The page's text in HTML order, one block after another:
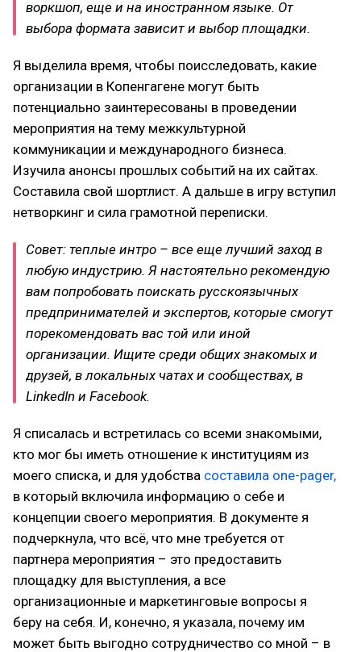
воркшоп, еще и на иностранном языке. От
выбора формата зависит и выбор площадки.
Я выделила время, чтобы поисследовать, какие
организации в Копенгагене могут быть
потенциально заинтересованы в проведении
мероприятия на тему межкультурной
коммуникации и международного бизнеса.
Изучила анонсы прошлых событий на их сайтах.
Составила свой шортлист. А дальше в игру вступил
нетворкинг и сила грамотной переписки.
Совет: теплые интро – все еще лучший заход в
любую индустрию. Я настоятельно рекомендую
вам попробовать поискать русскоязычных
предпринимателей и экспертов, которые смогут
порекомендовать вас той или иной
организации. Ищите среди общих знакомых и
друзей, в локальных чатах и сообществах, в
LinkedIn и Facebook.
Я списалась и встретилась со всеми знакомыми,
кто мог бы иметь отношение к институциям из
моего списка, и для удобства составила one-pager,
в который включила информацию о себе и
концепции своего мероприятия. В документе я
подчеркнула, что всё, что мне требуется от
партнера мероприятия – это предоставить
площадку для выступления, а все
организационные и маркетинговые вопросы я
беру на себя. И, конечно, я указала, почему им
может быть выгодно сотрудничество со мной – в